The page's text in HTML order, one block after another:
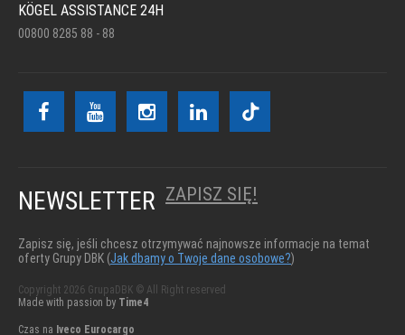
KÖGEL ASSISTANCE 24H
00800 8285 88 - 88
NEWSLETTER ZAPISZ SIĘ!
Zapisz się, jeśli chcesz otrzymywać najnowsze informacje na temat
oferty Grupy DBK (Jak dbamy o Twoje dane osobowe?)
Copyright 2026 GrupaDBK © All Right reserved
Made with passion by Time4
Czas na Iveco Eurocargo